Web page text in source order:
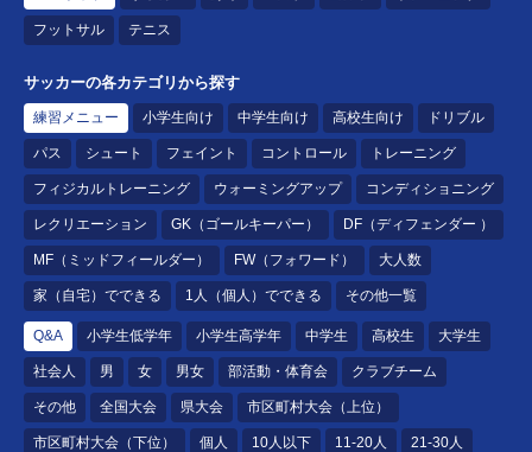
フットサル テニス
サッカーの各カテゴリから探す
練習メニュー 小学生向け 中学生向け 高校生向け ドリブル
パス シュート フェイント コントロール トレーニング
フィジカルトレーニング ウォーミングアップ コンディショニング
レクリエーション GK（ゴールキーパー） DF（ディフェンダー ）
MF（ミッドフィールダー） FW（フォワード） 大人数
家（自宅）でできる 1人（個人）でできる その他一覧
Q&A 小学生低学年 小学生高学年 中学生 高校生 大学生
社会人 男 女 男女 部活動・体育会 クラブチーム
その他 全国大会 県大会 市区町村大会（上位）
市区町村大会（下位） 個人 10人以下 11-20人 21-30人